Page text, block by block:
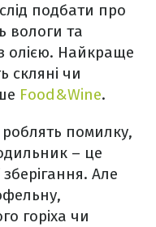
подбати про
вологи та
олією. Найкраще
скляні чи
Food&Wine.
роблять помилку,
– це
зберігання. Але
горіха чи